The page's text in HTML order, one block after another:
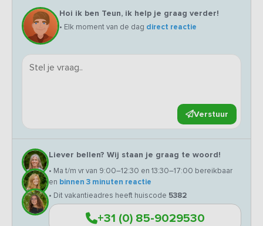
Hoi ik ben Teun, ik help je graag verder!
• Elk moment van de dag direct reactie
Verstuur
Liever bellen? Wij staan je graag te woord!
• Ma t/m vr van 9:00–12:30 en 13:30–17:00 bereikbaar
en binnen 3 minuten reactie
• Dit vakantieadres heeft huiscode 5382
+31 (0) 85-9029530